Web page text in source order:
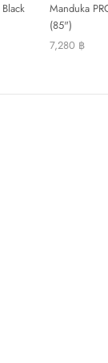
Manduka
(85")
7,280 ฿